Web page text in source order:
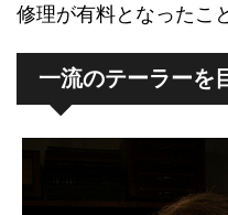
修理が有料となったこ
一流のテーラーを